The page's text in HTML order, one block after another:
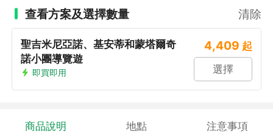
查看方案及選擇數量 清除
聖吉米尼亞諾、基安蒂和蒙塔爾奇
諾小團導覽遊
即買即用
4,409 起
選擇
商品說明 地點 注意事項